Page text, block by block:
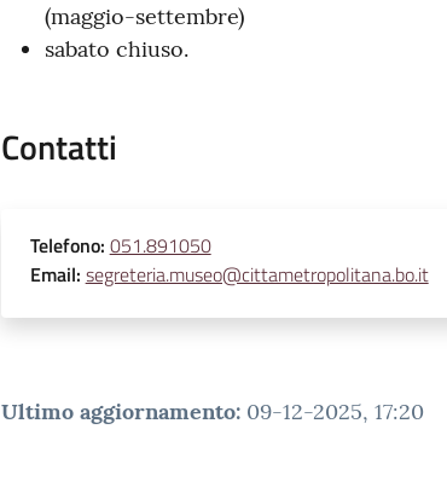
(maggio-settembre)
sabato chiuso.
Contatti
Telefono: 051.891050
Email: segreteria.museo@cittametropolitana.bo.it
Ultimo aggiornamento: 09-12-2025, 17:20